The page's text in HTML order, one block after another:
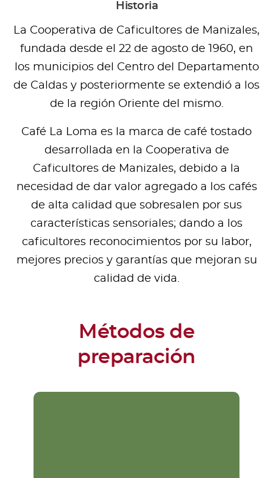
Historia
La Cooperativa de Caficultores de Manizales,
fundada desde el 22 de agosto de 1960, en
los municipios del Centro del Departamento
de Caldas y posteriormente se extendió a los
de la región Oriente del mismo.
Café La Loma es la marca de café tostado
desarrollada en la Cooperativa de
Caficultores de Manizales, debido a la
necesidad de dar valor agregado a los cafés
de alta calidad que sobresalen por sus
características sensoriales; dando a los
caficultores reconocimientos por su labor,
mejores precios y garantías que mejoran su
calidad de vida.
Métodos de
preparación